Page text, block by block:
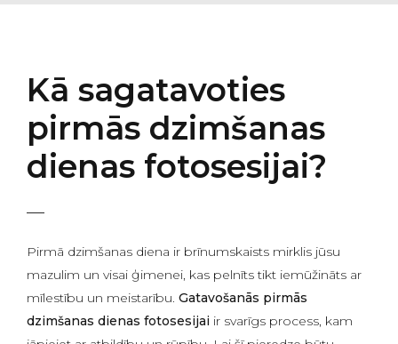
Kā sagatavoties
pirmās dzimšanas
dienas fotosesijai?
Pirmā dzimšanas diena ir brīnumskaists mirklis jūsu
mazulim un visai ģimenei, kas pelnīts tikt iemūžināts ar
mīlestību un meistarību. Gatavošanās pirmās
dzimšanas dienas fotosesijai ir svarīgs process, kam